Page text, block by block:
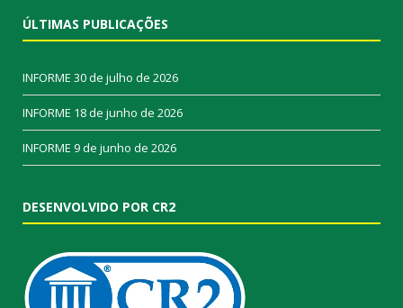
ÚLTIMAS PUBLICAÇÕES
INFORME 30 de julho de 2026
INFORME 18 de junho de 2026
INFORME 9 de junho de 2026
DESENVOLVIDO POR CR2